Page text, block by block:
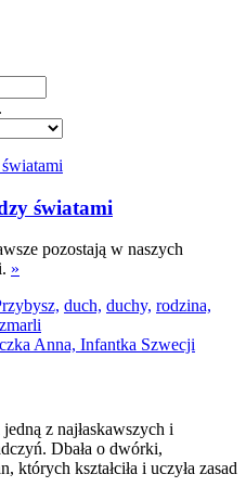
światami
pozostają w naszych
»
duch, duchy, rodzina,
zmarli
z najłaskawszych i
Dbała o dwórki,
których kształciła i uczyła zasad